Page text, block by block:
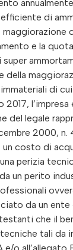
di
e la
della
di
2017,
del legale
2000,
costo di
perizia
un perito
da un
che il
tali da